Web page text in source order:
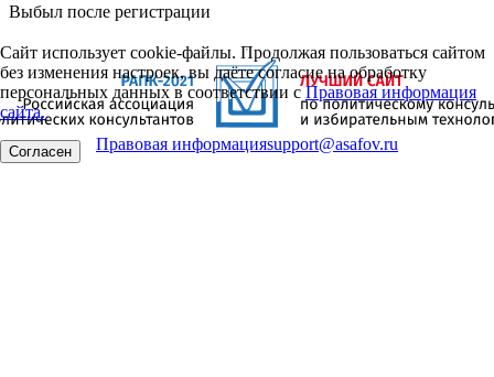
Выбыл после регистрации
Сайт использует cookie-файлы. Продолжая пользоваться сайтом
без изменения настроек, вы даёте согласие на обработку
персональных данных в соответствии сПравовая информация
сайта.
Согласен Правовая информацияsupport@asafov.ru